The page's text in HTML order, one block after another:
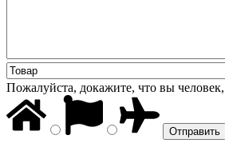
Пожалуйста, докажите, что вы